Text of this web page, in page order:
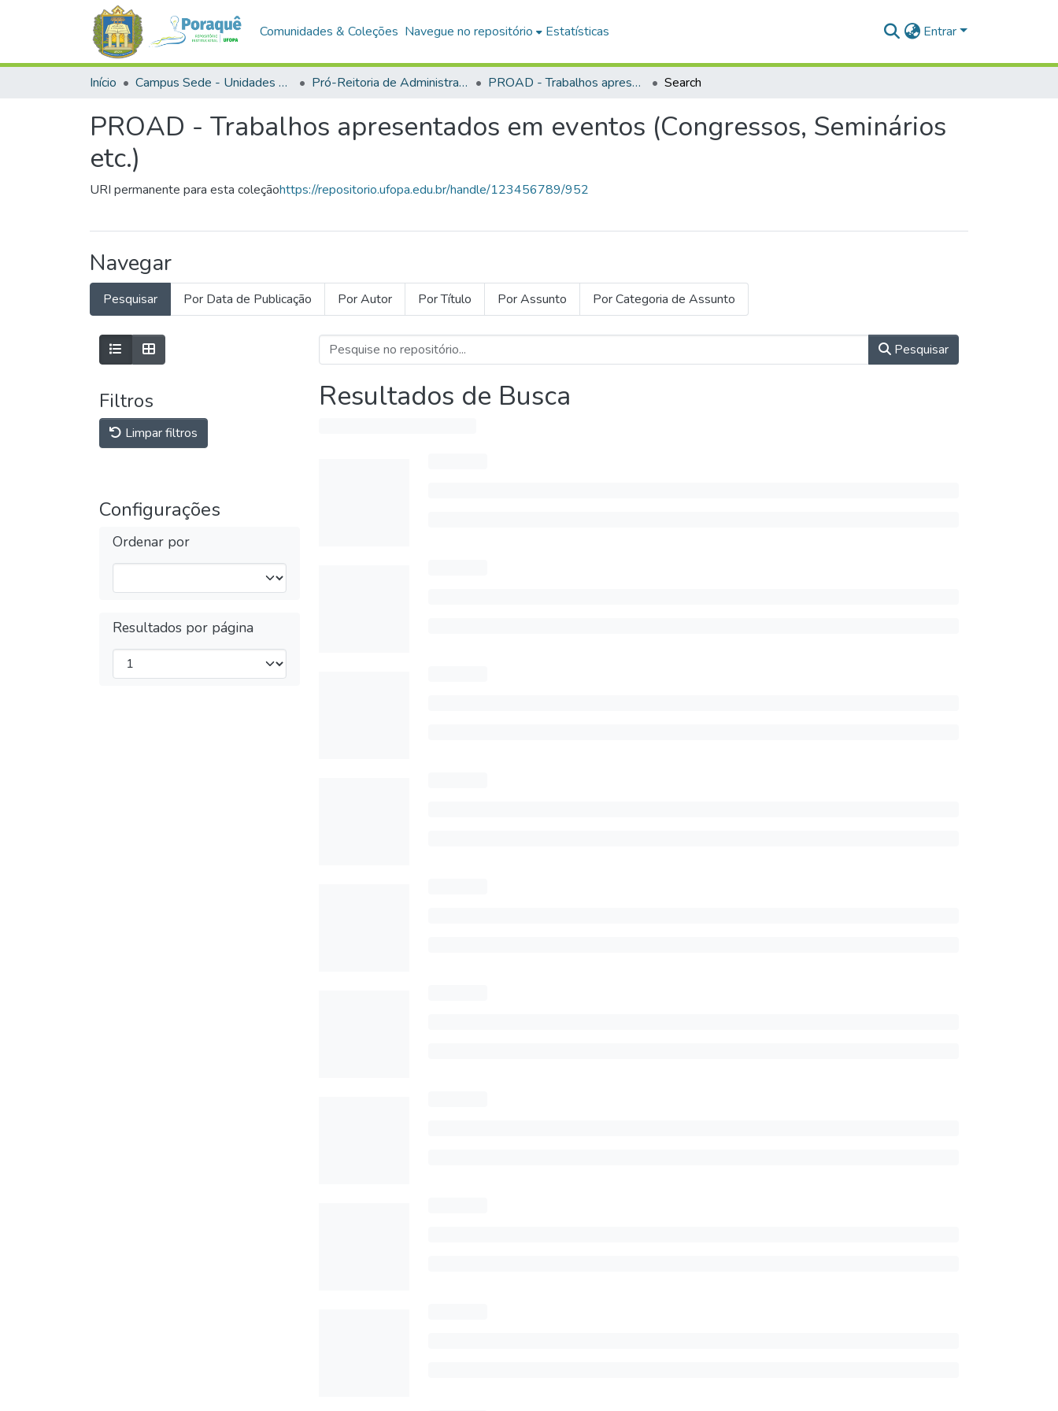
Comunidades & Coleções Navegue no repositório Estatísticas Entrar
Início Campus Sede - Unidades Administrativas Pró-Reitoria de Administração PROAD - Trabalhos apresentados em eventos (Congressos, Seminários etc.) Search
PROAD - Trabalhos apresentados em eventos (Congressos, Seminários
etc.)
URI permanente para esta coleçãohttps://repositorio.ufopa.edu.br/handle/123456789/952
Navegar
Pesquisar Por Data de Publicação Por Autor Por Título Por Assunto Por Categoria de Assunto
Filtros
Limpar filtros
Configurações
Ordenar por
Resultados por página
Pesquisar
Resultados de Busca